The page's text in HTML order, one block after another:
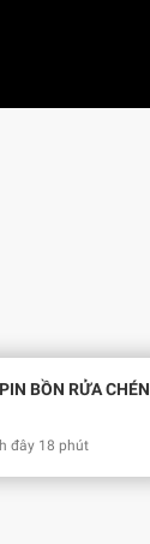
BỒN RỬA CHÉN
đây 18 phút